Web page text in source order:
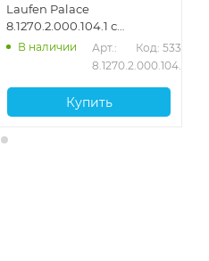
Laufen Palace
8.1270.2.000.104.1 с
полотенцедержателем 90
В наличии
Арт.:
8.1270.2.000.104.1
Код: 53349
Купить